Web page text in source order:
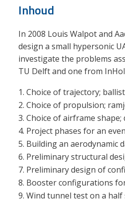
Inhoud
In 2008 Louis Walpot and
design a small hypersonic
investigate the problems
TU Delft and one from
Choice of trajectory;
Choice of propulsion;
Choice of airframe
Project phases for an
Building an aerodynamic
Preliminary structural
Preliminary design of
Booster configurations
Wind tunnel test on a